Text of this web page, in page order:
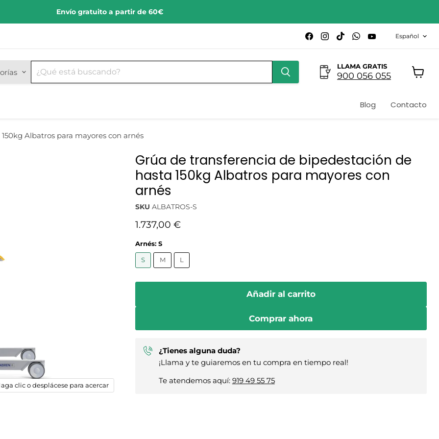
Envío gratuito a partir de 60€
Encuéntrenos
en
Facebook
Encuéntrenos
en
Instagram
Encuéntrenos
en
TikTok
Encuéntrenos
en
WhatsApp
Encuéntrenos
YouTube
Idioma
Español
LLAMA GRATIS
900 056 055
Blog Contacto
Albatros para mayores con arnés
clic o desplácese para acercar
Grúa de transferencia de bipedestación de
hasta 150kg Albatros para mayores con
arnés
SKU ALBATROS-S
Precio actual
1.737,00 €
Arnés: S
S M L
Añadir al carrito
Comprar ahora
¿Tienes alguna duda?
¡Llama y te guiaremos en tu compra en tiempo real!
Te atendemos aquí: 919 49 55 75